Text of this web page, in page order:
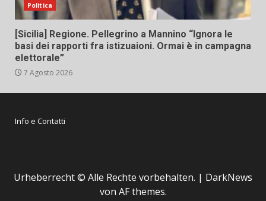
Politica
[Sicilia] Regione. Pellegrino a Mannino “Ignora le
basi dei rapporti fra istizuaioni. Ormai è in campagna
elettorale”
7 Agosto 2026
Info e Contatti
Urheberrecht © Alle Rechte vorbehalten. | DarkNews
von AF themes.